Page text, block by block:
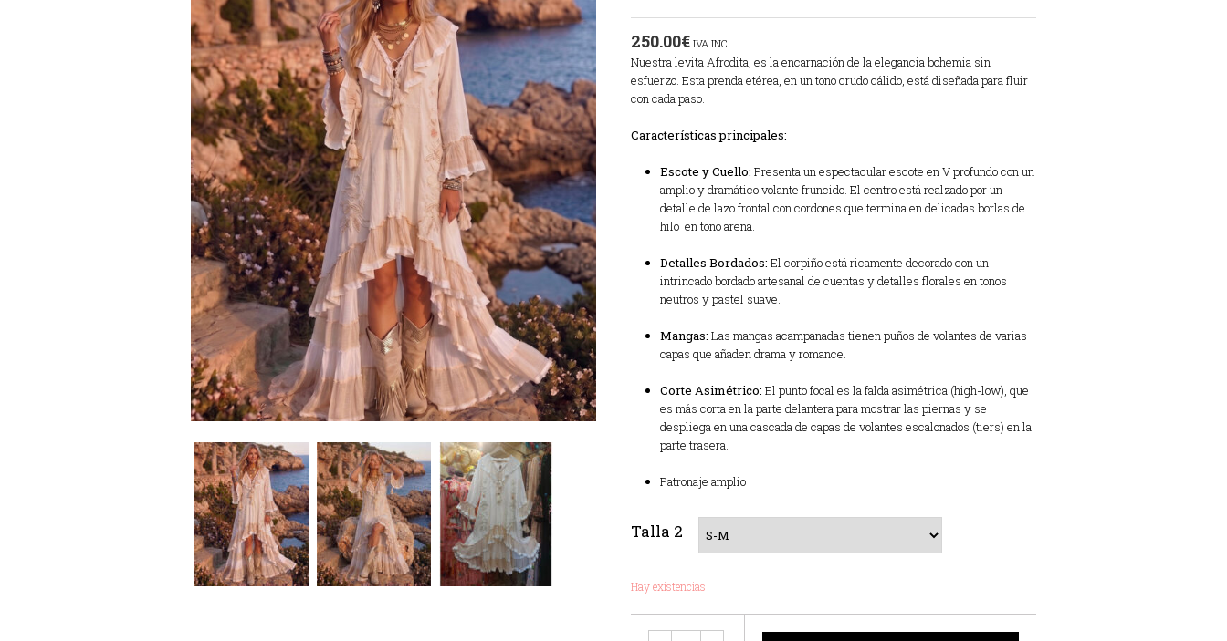
250.00€ IVA INC.
Nuestra levita Afrodita, es la encarnación de la elegancia bohemia sin
esfuerzo. Esta prenda etérea, en un tono crudo cálido, está diseñada para fluir
con cada paso.
Características principales:
Escote y Cuello: Presenta un espectacular escote en V profundo con un
amplio y dramático volante fruncido. El centro está realzado por un
detalle de lazo frontal con cordones que termina en delicadas borlas de
hilo en tono arena.
Detalles Bordados: El corpiño está ricamente decorado con un
intrincado bordado artesanal de cuentas y detalles florales en tonos
neutros y pastel suave.
Mangas: Las mangas acampanadas tienen puños de volantes de varias
capas que añaden drama y romance.
Corte Asimétrico: El punto focal es la falda asimétrica (high-low), que
es más corta en la parte delantera para mostrar las piernas y se
despliega en una cascada de capas de volantes escalonados (tiers) en la
parte trasera.
Patronaje amplio
Talla 2
Hay existencias